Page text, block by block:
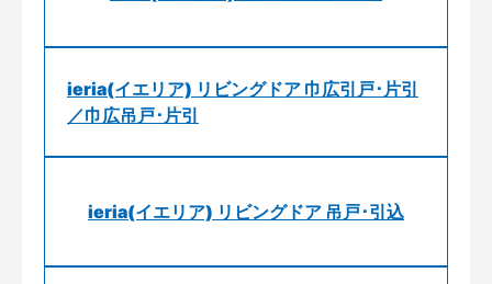
ieria(イエリア) リビングドア 巾広引戸･片引
／巾広吊戸･片引
ieria(イエリア) リビングドア 吊戸･引込